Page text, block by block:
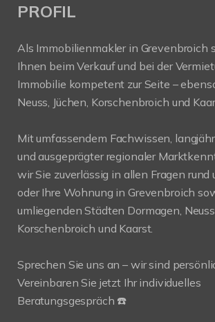
PROFIL
Als Immobilienmakler in Grevenbroich
Ihnen beim Verkauf und bei der
Immobilie kompetent zur Seite –
Neuss, Jüchen, Korschenbroich und
Mit umfassendem Fachwissen,
und ausgeprägter regionaler
wir Sie zuverlässig in allen Fragen rund
oder Ihre Wohnung in Grevenbroich
umliegenden Städten Dormagen,
Korschenbroich und Kaarst.
Sprechen Sie uns an – wir sind
Vereinbaren Sie jetzt Ihr individuelles
Beratungsgespräch ☎️